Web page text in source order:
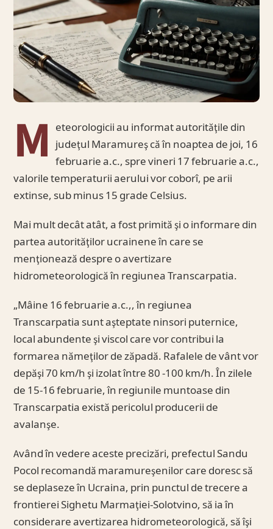
M eteorologicii au informat autorităţile din
judeţul Maramureş că în noaptea de joi, 16
februarie a.c., spre vineri 17 februarie a.c.,
valorile temperaturii aerului vor coborî, pe arii
extinse, sub minus 15 grade Celsius.
Mai mult decât atât, a fost primită şi o informare din
partea autorităţilor ucrainene în care se
menţionează despre o avertizare
hidrometeorologică în regiunea Transcarpatia.
„Mâine 16 februarie a.c.,, în regiunea
Transcarpatia sunt aşteptate ninsori puternice,
local abundente şi viscol care vor contribui la
formarea nămeţilor de zăpadă. Rafalele de vânt vor
depăşi 70 km/h şi izolat între 80 -100 km/h. În zilele
de 15-16 februarie, în regiunile muntoase din
Transcarpatia există pericolul producerii de
avalanşe.
Având în vedere aceste precizări, prefectul Sandu
Pocol recomandă maramureşenilor care doresc să
se deplaseze în Ucraina, prin punctul de trecere a
frontierei Sighetu Marmaţiei-Solotvino, să ia în
considerare avertizarea hidrometeorologică, să îşi